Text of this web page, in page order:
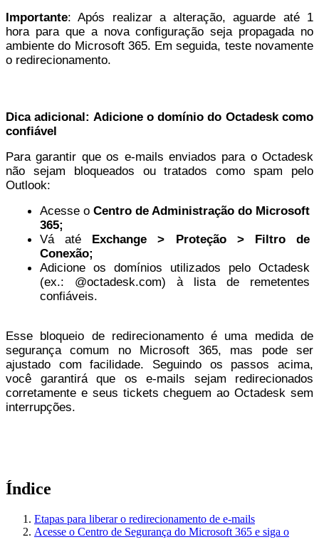
Importante: Após realizar a alteração, aguarde até 1
hora para que a nova configuração seja propagada no
ambiente do Microsoft 365. Em seguida, teste novamente
o redirecionamento.
Dica adicional: Adicione o domínio do Octadesk como
confiável
Para garantir que os e-mails enviados para o Octadesk
não sejam bloqueados ou tratados como spam pelo
Outlook:
Acesse o Centro de Administração do Microsoft
365;
Vá até Exchange > Proteção > Filtro de
Conexão;
Adicione os domínios utilizados pelo Octadesk
(ex.: @octadesk.com) à lista de remetentes
confiáveis.
Esse bloqueio de redirecionamento é uma medida de
segurança comum no Microsoft 365, mas pode ser
ajustado com facilidade. Seguindo os passos acima,
você garantirá que os e-mails sejam redirecionados
corretamente e seus tickets cheguem ao Octadesk sem
interrupções.
Índice
Etapas para liberar o redirecionamento de e-mails
Acesse o Centro de Segurança do Microsoft 365 e siga o